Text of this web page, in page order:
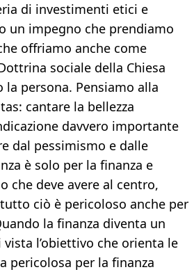
di investimenti etici e
un impegno che prendiamo
offriamo anche come
sociale della Chiesa
persona. Pensiamo alla
cantare la bellezza
davvero importante
dal pessimismo e dalle
è solo per la finanza e
che deve avere al centro,
ciò è pericoloso anche per
la finanza diventa un
l’obiettivo che orienta le
pericolosa per la finanza